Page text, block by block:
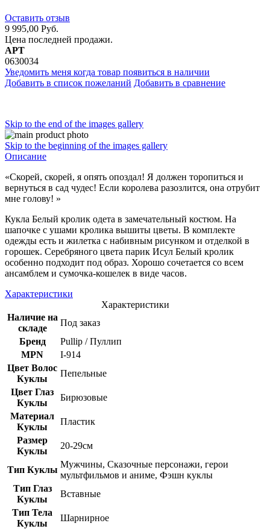
Оставить отзыв
9 995,00 Руб.
Цена последней продажи.
АРТ
0630034
Уведомить меня когда товар появиться в наличии
Добавить в список пожеланий Добавить в сравнение
Skip to the end of the images gallery
Skip to the beginning of the images gallery
Описание
«Скорей, скорей, я опять опоздал! Я должен торопиться и
вернуться в сад чудес! Если королева разозлится, она отрубит
мне голову! »
Кукла Белый кролик одета в замечательный костюм. На
шапочке с ушами кролика вышиты цветы. В комплекте
одежды есть и жилетка с набивным рисунком и отделкой в
горошек. Серебряного цвета парик Исул Белый кролик
особенно подходит под образ. Хорошо сочетается со всем
ансамблем и сумочка-кошелек в виде часов.
Характеристики
Характеристики
Наличие на
складе
Под заказ
Бренд
Pullip / Пуллип
MPN
I-914
Цвет Волос
Куклы
Пепельные
Цвет Глаз
Куклы
Бирюзовые
Материал
Куклы
Пластик
Размер
Куклы
20-29см
Тип Куклы
Мужчины, Сказочные персонажи, герои
мультфильмов и аниме, Фэшн куклы
Тип Глаз
Куклы
Вставные
Тип Тела
Куклы
Шарнирное